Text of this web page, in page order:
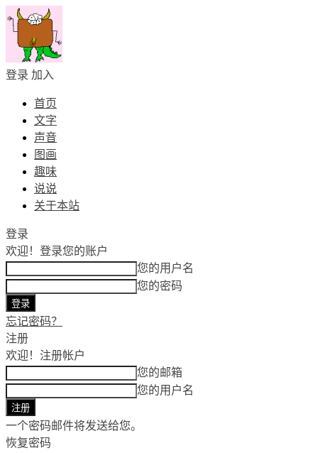
登录 加入
首页
文字
声音
图画
趣味
说说
关于本站
登录
欢迎！ 登录您的账户
您的用户名
您的密码
忘记密码？
注册
欢迎！ 注册帐户
您的邮箱
您的用户名
一个密码邮件将发送给您。
恢复密码